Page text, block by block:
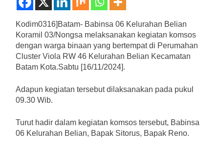
Kodim0316]Batam- Babinsa 06 Kelurahan Belian
Koramil 03/Nongsa melaksanakan kegiatan komsos
dengan warga binaan yang bertempat di Perumahan
Cluster Viola RW 46 Kelurahan Belian Kecamatan
Batam Kota.Sabtu [16/11/2024].
Adapun kegiatan tersebut dilaksanakan pada pukul
09.30 Wib.
Turut hadir dalam kegiatan komsos tersebut, Babinsa
06 Kelurahan Belian, Bapak Sitorus, Bapak Reno.